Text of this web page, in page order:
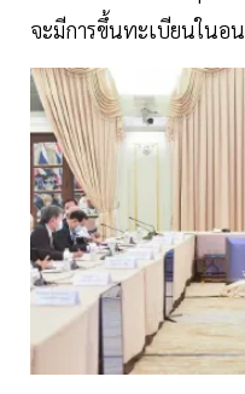
จะมีการขึ้นทะเบียนในอ